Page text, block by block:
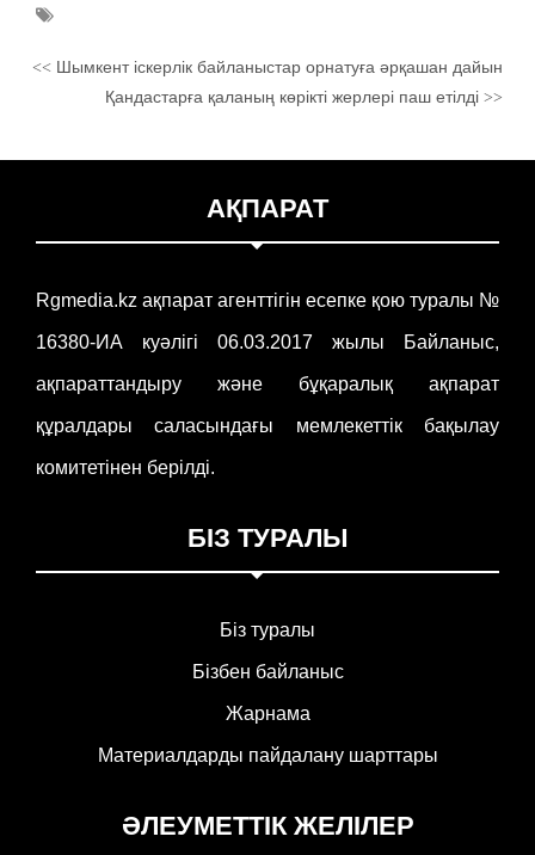
<<Шымкент іскерлік байланыстар орнатуға әрқашан дайын
Қандастарға қаланың көрікті жерлері паш етілді>>
АҚПАРАТ
Rgmedia.kz ақпарат агенттігін есепке қою туралы №
16380-ИА куәлігі 06.03.2017 жылы Байланыс,
ақпараттандыру және бұқаралық ақпарат
құралдары саласындағы мемлекеттік бақылау
комитетінен берілді.
БІЗ ТУРАЛЫ
Біз туралы
Бізбен байланыс
Жарнама
Материалдарды пайдалану шарттары
ӘЛЕУМЕТТІК ЖЕЛІЛЕР